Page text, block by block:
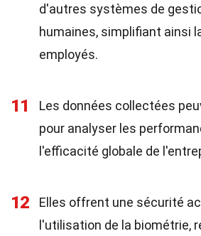
d'autres systèmes de
humaines, simplifiant ainsi
employés.
11
Les données collectées
pour analyser les
l'efficacité globale de
12
Elles offrent une sécurité
l'utilisation de la biométrie,